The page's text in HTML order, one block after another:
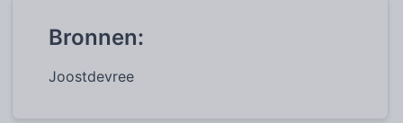
Bronnen:
Joostdevree